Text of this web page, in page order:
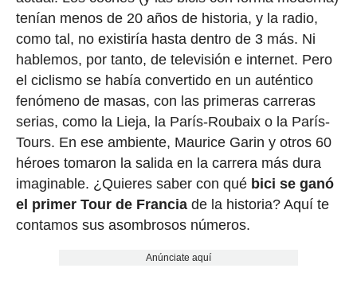
tenían menos de 20 años de historia, y la radio,
como tal, no existiría hasta dentro de 3 más. Ni
hablemos, por tanto, de televisión e internet. Pero
el ciclismo se había convertido en un auténtico
fenómeno de masas, con las primeras carreras
serias, como la Lieja, la París-Roubaix o la París-
Tours. En ese ambiente, Maurice Garin y otros 60
héroes tomaron la salida en la carrera más dura
imaginable. ¿Quieres saber con qué bici se ganó
el primer Tour de Franciade la historia? Aquí te
contamos sus asombrosos números.
Anúnciate aquí